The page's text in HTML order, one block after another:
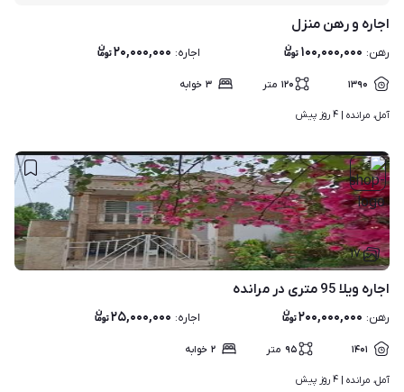
اجاره و رهن منزل
رهن: ۱۰۰,۰۰۰,۰۰۰ اجاره: ۲۰,۰۰۰,۰۰۰
۱۳۹۰ ۱۲۰ متر ۳ خوابه
آمل، مرانده | ۴ روز پیش
۱۷
اجاره ویلا 95 متری در مرانده
رهن: ۲۰۰,۰۰۰,۰۰۰ اجاره: ۲۵,۰۰۰,۰۰۰
۱۴۰۱ ۹۵ متر ۲ خوابه
آمل، مرانده | ۴ روز پیش